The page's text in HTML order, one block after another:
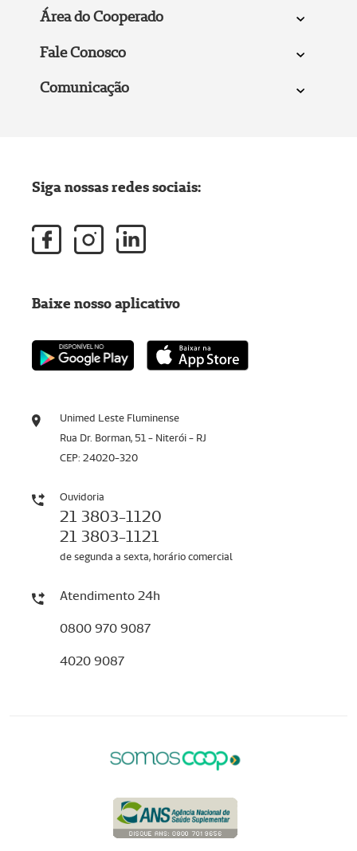
Área do Cooperado
Fale Conosco
Comunicação
Unimed Leste Fluminense
Rua Dr. Borman, 51 - Niterói - RJ
CEP: 24020-320
Ouvidoria
21 3803-1120
21 3803-1121
de segunda a sexta, horário comercial
Atendimento 24h
0800 970 9087
4020 9087
Siga nossas redes sociais:
Baixe nosso aplicativo